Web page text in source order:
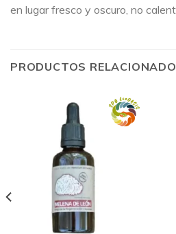
en lugar fresco y oscuro, no
PRODUCTOS